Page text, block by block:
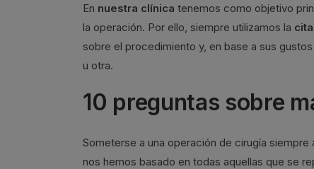
En nuestra clínica tenemos como objetivo
la operación. Por ello, siempre utilizamos la
sobre el procedimiento y, en base a sus
u otra.
10 preguntas sobre
Someterse a una operación de cirugía
nos hemos basado en todas aquellas que se